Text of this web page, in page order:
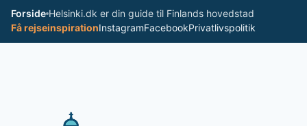
Spring
indhold
Forside Helsinki.dk er din guide til Finlands hovedstad
Få rejseinspirationInstagramFacebookPrivatlivspolitik